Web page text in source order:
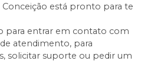
está pronto para te
para entrar em contato com
atendimento, para
solicitar suporte ou pedir um